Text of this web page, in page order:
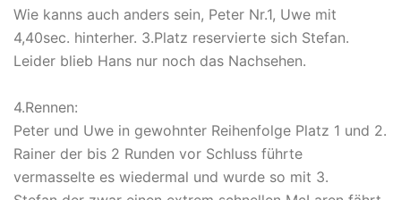
Wie kanns auch anders sein, Peter Nr.1, Uwe mit
4,40sec. hinterher. 3.Platz reservierte sich Stefan.
Leider blieb Hans nur noch das Nachsehen.
4.Rennen:
Peter und Uwe in gewohnter Reihenfolge Platz 1 und 2.
Rainer der bis 2 Runden vor Schluss führte
vermasselte es wiedermal und wurde so mit 3.